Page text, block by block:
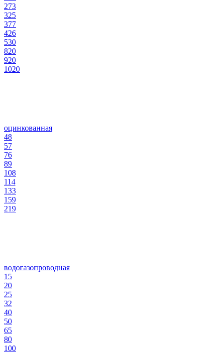
273
325
377
426
530
820
920
1020
оцинкованная
48
57
76
89
108
114
133
159
219
водогазопроводная
15
20
25
32
40
50
65
80
100